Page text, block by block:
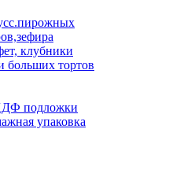
клубники
больших тортов
подложки
упаковка